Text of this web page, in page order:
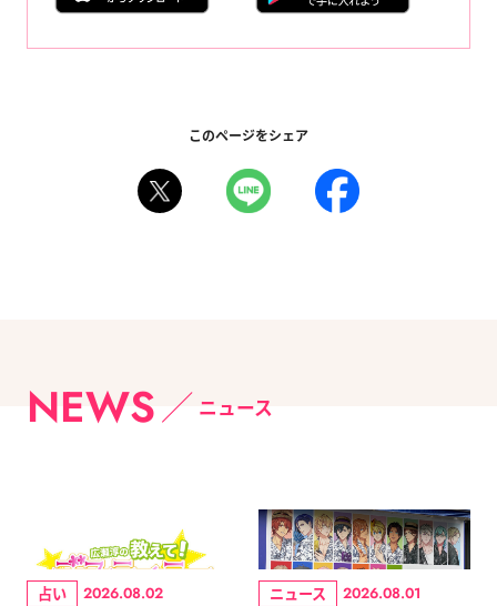
このページをシェア
NEWS ニュース
占い 2026.08.02 ニュース 2026.08.01